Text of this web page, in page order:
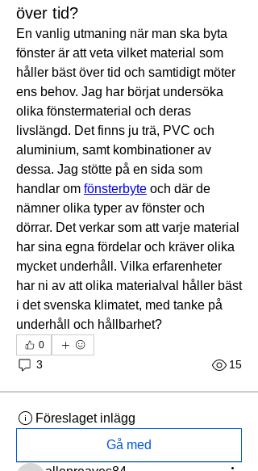
över tid?
En vanlig utmaning när man ska byta
fönster är att veta vilket material som
håller bäst över tid och samtidigt möter
ens behov. Jag har börjat undersöka
olika fönstermaterial och deras
livslängd. Det finns ju trä, PVC och
aluminium, samt kombinationer av
dessa. Jag stötte på en sida som
handlar om fönsterbyte och där de
nämner olika typer av fönster och
dörrar. Det verkar som att varje material
har sina egna fördelar och kräver olika
mycket underhåll. Vilka erfarenheter
har ni av att olika materialval håller bäst
i det svenska klimatet, med tanke på
underhåll och hållbarhet?
0
3 15
Föreslaget inlägg
Gå med